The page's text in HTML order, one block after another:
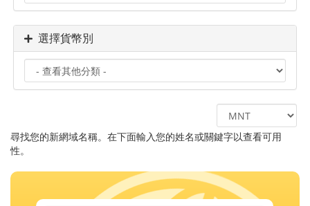
選擇貨幣別
尋找您的新網域名稱。在下面輸入您的姓名或關鍵字以查看可用
性。